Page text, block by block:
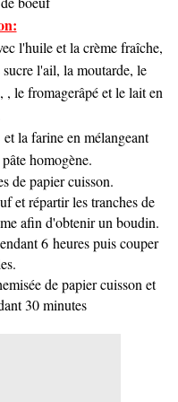
l'huile et la crème fraîche,
l'ail, la moutarde, le
le fromagerâpé et le lait en
la farine en mélangeant
homogène.
de papier cuisson.
et répartir les tranches de
afin d'obtenir un boudin.
6 heures puis couper
de papier cuisson et
30 minutes